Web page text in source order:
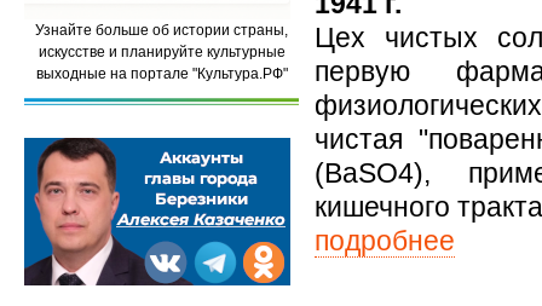
Цех чистых
первую
чистая
(BaSO4),
кишечного
подробнее
Узнайте больше об истории страны,
искусстве и планируйте культурные
выходные на портале "Культура.РФ"